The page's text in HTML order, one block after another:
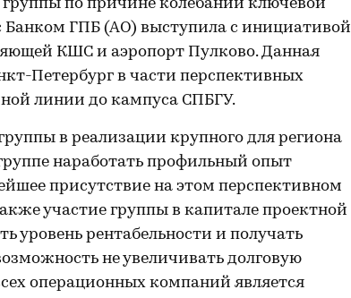
по причине колебаний ключевой
Банком ГПБ (АО) выступила с инициативой
КШС и аэропорт Пулково. Данная
Петербург в части перспективных
линии до кампуса СПБГУ.
в реализации крупного для региона
наработать профильный опыт
присутствие на этом перспективном
участие группы в капитале проектной
уровень рентабельности и получать
не увеличивать долговую
операционных компаний является